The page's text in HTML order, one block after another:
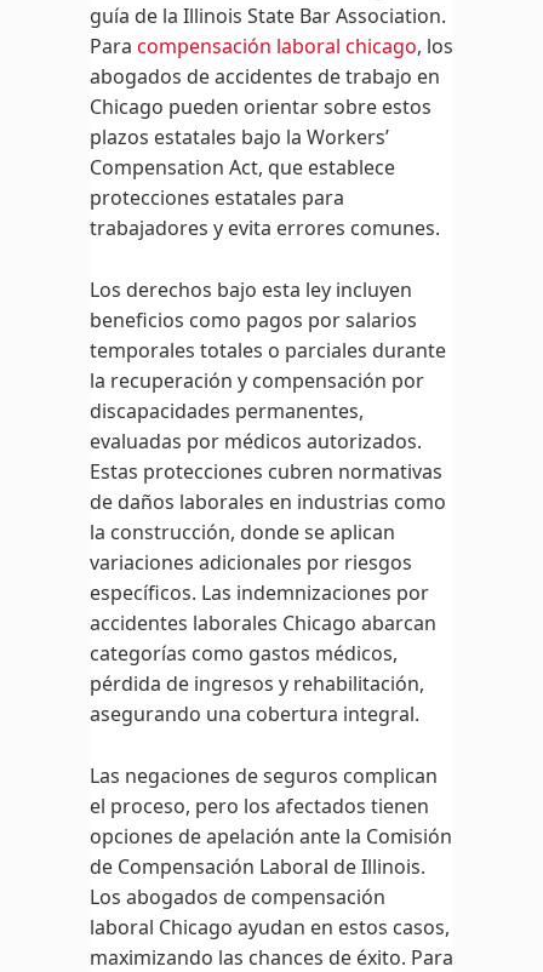
guía de la Illinois State Bar Association.
Para compensación laboral chicago, los
abogados de accidentes de trabajo en
Chicago pueden orientar sobre estos
plazos estatales bajo la Workers’
Compensation Act, que establece
protecciones estatales para
trabajadores y evita errores comunes.
Los derechos bajo esta ley incluyen
beneficios como pagos por salarios
temporales totales o parciales durante
la recuperación y compensación por
discapacidades permanentes,
evaluadas por médicos autorizados.
Estas protecciones cubren normativas
de daños laborales en industrias como
la construcción, donde se aplican
variaciones adicionales por riesgos
específicos. Las indemnizaciones por
accidentes laborales Chicago abarcan
categorías como gastos médicos,
pérdida de ingresos y rehabilitación,
asegurando una cobertura integral.
Las negaciones de seguros complican
el proceso, pero los afectados tienen
opciones de apelación ante la Comisión
de Compensación Laboral de Illinois.
Los abogados de compensación
laboral Chicago ayudan en estos casos,
maximizando las chances de éxito. Para